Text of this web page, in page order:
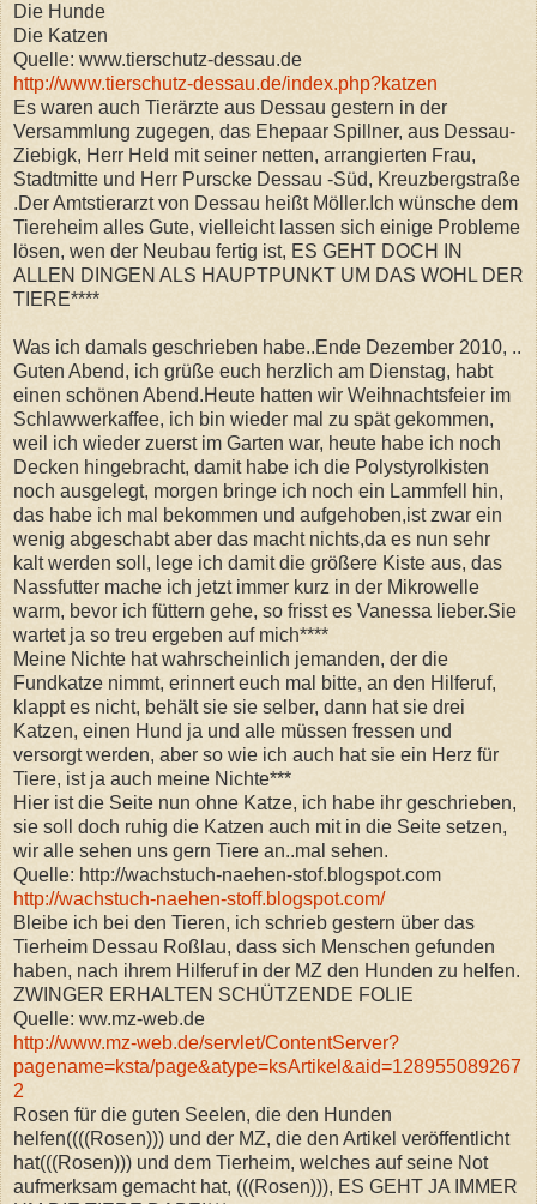
Die Hunde
Die Katzen
Quelle: www.tierschutz-dessau.de
http://www.tierschutz-dessau.de/index.php?katzen
Es waren auch Tierärzte aus Dessau gestern in der
Versammlung zugegen, das Ehepaar Spillner, aus Dessau-
Ziebigk, Herr Held mit seiner netten, arrangierten Frau,
Stadtmitte und Herr Purscke Dessau -Süd, Kreuzbergstraße
.Der Amtstierarzt von Dessau heißt Möller.Ich wünsche dem
Tiereheim alles Gute, vielleicht lassen sich einige Probleme
lösen, wen der Neubau fertig ist, ES GEHT DOCH IN
ALLEN DINGEN ALS HAUPTPUNKT UM DAS WOHL DER
TIERE****
Was ich damals geschrieben habe..Ende Dezember 2010, ..
Guten Abend, ich grüße euch herzlich am Dienstag, habt
einen schönen Abend.Heute hatten wir Weihnachtsfeier im
Schlawwerkaffee, ich bin wieder mal zu spät gekommen,
weil ich wieder zuerst im Garten war, heute habe ich noch
Decken hingebracht, damit habe ich die Polystyrolkisten
noch ausgelegt, morgen bringe ich noch ein Lammfell hin,
das habe ich mal bekommen und aufgehoben,ist zwar ein
wenig abgeschabt aber das macht nichts,da es nun sehr
kalt werden soll, lege ich damit die größere Kiste aus, das
Nassfutter mache ich jetzt immer kurz in der Mikrowelle
warm, bevor ich füttern gehe, so frisst es Vanessa lieber.Sie
wartet ja so treu ergeben auf mich****
Meine Nichte hat wahrscheinlich jemanden, der die
Fundkatze nimmt, erinnert euch mal bitte, an den Hilferuf,
klappt es nicht, behält sie sie selber, dann hat sie drei
Katzen, einen Hund ja und alle müssen fressen und
versorgt werden, aber so wie ich auch hat sie ein Herz für
Tiere, ist ja auch meine Nichte***
Hier ist die Seite nun ohne Katze, ich habe ihr geschrieben,
sie soll doch ruhig die Katzen auch mit in die Seite setzen,
wir alle sehen uns gern Tiere an..mal sehen.
Quelle: http://wachstuch-naehen-stof.blogspot.com
http://wachstuch-naehen-stoff.blogspot.com/
Bleibe ich bei den Tieren, ich schrieb gestern über das
Tierheim Dessau Roßlau, dass sich Menschen gefunden
haben, nach ihrem Hilferuf in der MZ den Hunden zu helfen.
ZWINGER ERHALTEN SCHÜTZENDE FOLIE
Quelle: ww.mz-web.de
http://www.mz-web.de/servlet/ContentServer?
pagename=ksta/page&atype=ksArtikel&aid=128955089267
2
Rosen für die guten Seelen, die den Hunden
helfen((((Rosen))) und der MZ, die den Artikel veröffentlicht
hat(((Rosen))) und dem Tierheim, welches auf seine Not
aufmerksam gemacht hat, (((Rosen))), ES GEHT JA IMMER